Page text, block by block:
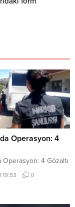
Operasyon: 4
Operasyon: 4 Gözaltı
19:53 0